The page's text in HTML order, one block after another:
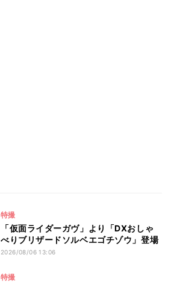
特撮
「仮面ライダーガヴ」より「DXおしゃ
べりブリザードソルベエゴチゾウ」登場
2026/08/06 13:06
特撮